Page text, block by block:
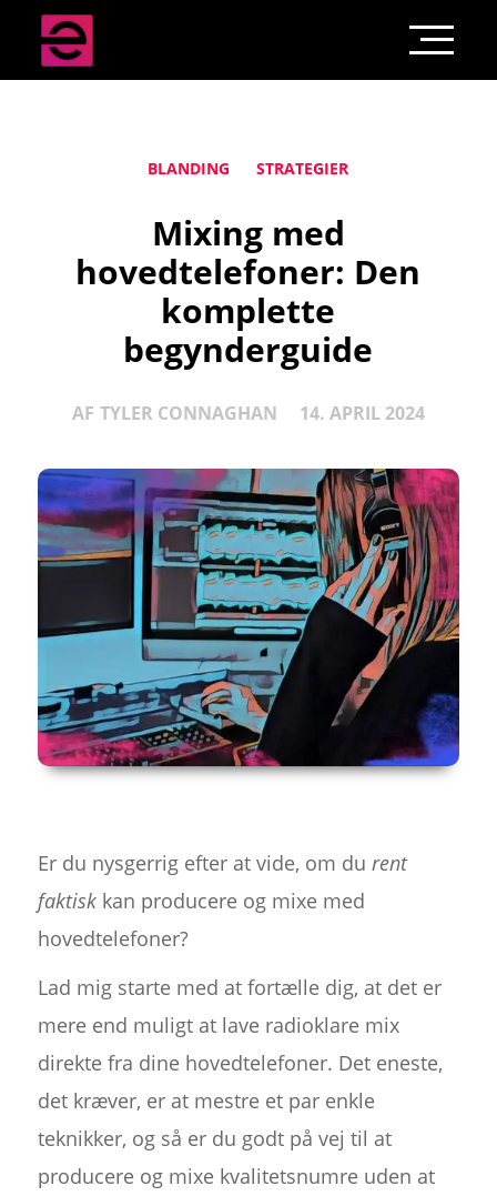
BLANDING STRATEGIER
Mixing med
hovedtelefoner: Den
komplette
begynderguide
AF TYLER CONNAGHAN 14. APRIL 2024
Er du nysgerrig efter at vide, om du rent
faktiskkan producere og mixe med
hovedtelefoner?
Lad mig starte med at fortælle dig, at det er
mere end muligt at lave radioklare mix
direkte fra dine hovedtelefoner. Det eneste,
det kræver, er at mestre et par enkle
teknikker, og så er du godt på vej til at
producere og mixe kvalitetsnumre uden at